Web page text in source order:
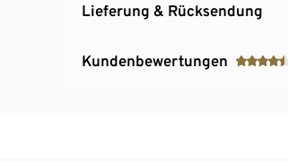
Lieferung & Rücksendung
Kundenbewertungen